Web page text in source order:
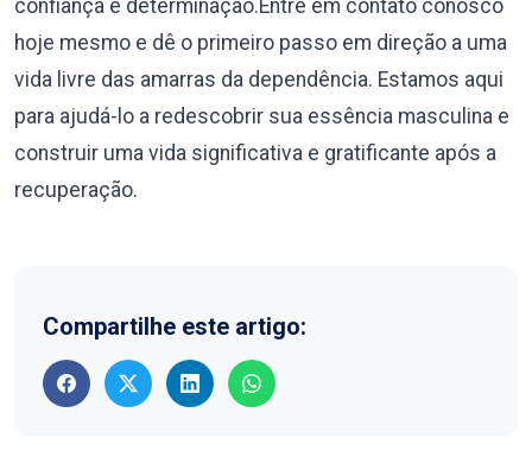
confiança e determinação.Entre em contato conosco
hoje mesmo e dê o primeiro passo em direção a uma
vida livre das amarras da dependência. Estamos aqui
para ajudá-lo a redescobrir sua essência masculina e
construir uma vida significativa e gratificante após a
recuperação.
Compartilhe este artigo: